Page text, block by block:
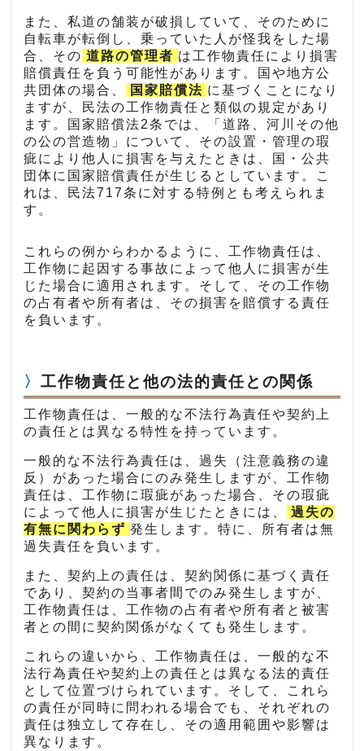
また、私道の舗装が破損していて、そのために
自転車が転倒し、乗っていた人が怪我をした場
合、その 道路の管理者 は工作物責任により損害
賠償責任を負う可能性があります。国や地方公
共団体の場合、
国家賠償法 に基づくことになり
ますが、民法の工作物責任と類似の規定があり
ます。国家賠償法2条では、「道路、河川その他
の公の営造物」について、その設置・管理の瑕
疵により他人に損害を与えたときは、国・公共
団体に国家賠償責任が生じるとしています。こ
れは、民法717条に対する特例とも考えられま
す。
これらの例からわかるように、工作物責任は、
工作物に起因する事故によって他人に損害が生
じた場合に適用されます。そして、その工作物
の占有者や所有者は、その損害を賠償する責任
を負います。
工作物責任と他の法的責任との関係
工作物責任は、一般的な不法行為責任や契約上
の責任とは異なる特性を持っています。
一般的な不法行為責任は、過失（注意義務の違
反）があった場合にのみ発生しますが、工作物
責任は、工作物に瑕疵があった場合、その瑕疵
によって他人に損害が生じたときには、
過失の
有無に関わらず 発生します。特に、所有者は無
過失責任を負います。
また、契約上の責任は、契約関係に基づく責任
であり、契約の当事者間でのみ発生しますが、
工作物責任は、工作物の占有者や所有者と被害
者との間に契約関係がなくても発生します。
これらの違いから、工作物責任は、一般的な不
法行為責任や契約上の責任とは異なる法的責任
として位置づけられています。そして、これら
の責任が同時に問われる場合でも、それぞれの
責任は独立して存在し、その適用範囲や影響は
異なります。